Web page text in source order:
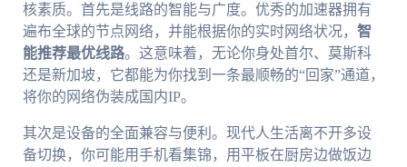
核素质。首先是线路的智能与广度。优秀的加速器拥有
遍布全球的节点网络，并能根据你的实时网络状况， 智
能推荐最优线路。这意味着，无论你身处首尔、莫斯科
还是新加坡，它都能为你找到一条最顺畅的“回家”通道，
将你的网络伪装成国内IP。
其次是设备的全面兼容与便利。现代人生活离不开多设
备切换，你可能用手机看集锦，用平板在厨房边做饭边